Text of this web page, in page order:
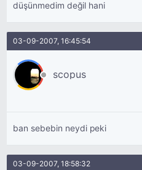
düşünmedim değil hani
03-09-2007, 16:45:54
scopus
ban sebebin neydi peki
03-09-2007, 18:58:32